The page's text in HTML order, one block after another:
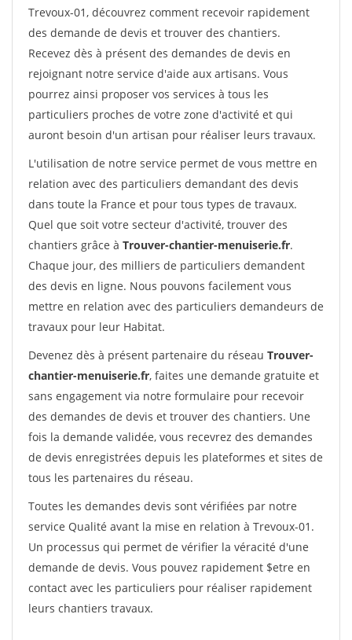
Trevoux-01, découvrez comment recevoir rapidement
des demande de devis et trouver des chantiers.
Recevez dès à présent des demandes de devis en
rejoignant notre service d'aide aux artisans. Vous
pourrez ainsi proposer vos services à tous les
particuliers proches de votre zone d'activité et qui
auront besoin d'un artisan pour réaliser leurs travaux.
L'utilisation de notre service permet de vous mettre en
relation avec des particuliers demandant des devis
dans toute la France et pour tous types de travaux.
Quel que soit votre secteur d'activité, trouver des
chantiers grâce à Trouver-chantier-menuiserie.fr.
Chaque jour, des milliers de particuliers demandent
des devis en ligne. Nous pouvons facilement vous
mettre en relation avec des particuliers demandeurs de
travaux pour leur Habitat.
Devenez dès à présent partenaire du réseau Trouver-
chantier-menuiserie.fr, faites une demande gratuite et
sans engagement via notre formulaire pour recevoir
des demandes de devis et trouver des chantiers. Une
fois la demande validée, vous recevrez des demandes
de devis enregistrées depuis les plateformes et sites de
tous les partenaires du réseau.
Toutes les demandes devis sont vérifiées par notre
service Qualité avant la mise en relation à Trevoux-01.
Un processus qui permet de vérifier la véracité d'une
demande de devis. Vous pouvez rapidement $etre en
contact avec les particuliers pour réaliser rapidement
leurs chantiers travaux.